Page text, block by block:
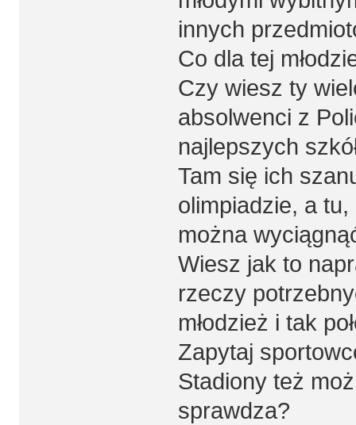
innych
Co dla tej
Czy wiesz ty
absolwenci z
najlepszych
Tam się ich
olimpiadzie, a
można
Wiesz jak to
rzeczy
młodzież i tak
Zapytaj
Stadiony też
sprawdza?